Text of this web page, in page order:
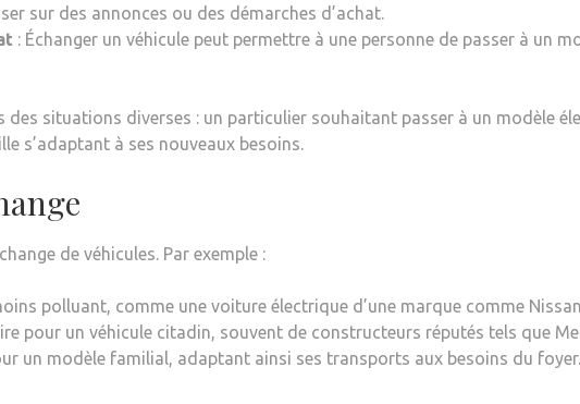
sur des annonces ou des démarches d’achat.
: Échanger un véhicule peut permettre à une personne de passer à un
des situations diverses : un particulier souhaitant passer à un modèle
s’adaptant à ses nouveaux besoins.
de véhicules. Par exemple :
polluant, comme une voiture électrique d’une marque comme
pour un véhicule citadin, souvent de constructeurs réputés tels que
un modèle familial, adaptant ainsi ses transports aux besoins du foyer.